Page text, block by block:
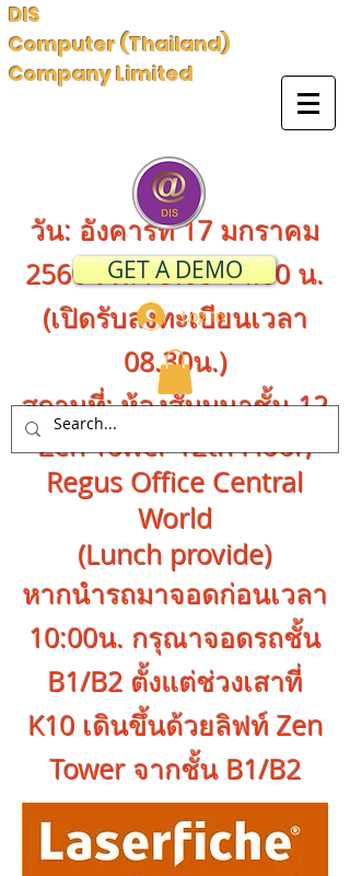
DIS
Computer (Thailand)
Company Limited
GET A DEMO
Log In
วัน: อังคารที่ 17 มกราคม
2560 เวลา 9:00-14:00 น.
(เปิดรับลงทะเบียนเวลา
08.30น.)
สถานที่: ห้องสัมมนาชั้น 12
Zen Tower 12th Floor,
Regus Office Central
World
(Lunch provide)
หากนำรถมาจอดก่อนเวลา
10:00น. กรุณาจอดรถชั้น
B1/B2 ตั้งแต่ช่วงเสาที่
K10 เดินขึ้นด้วยลิฟท์ Zen
Tower จากชั้น B1/B2